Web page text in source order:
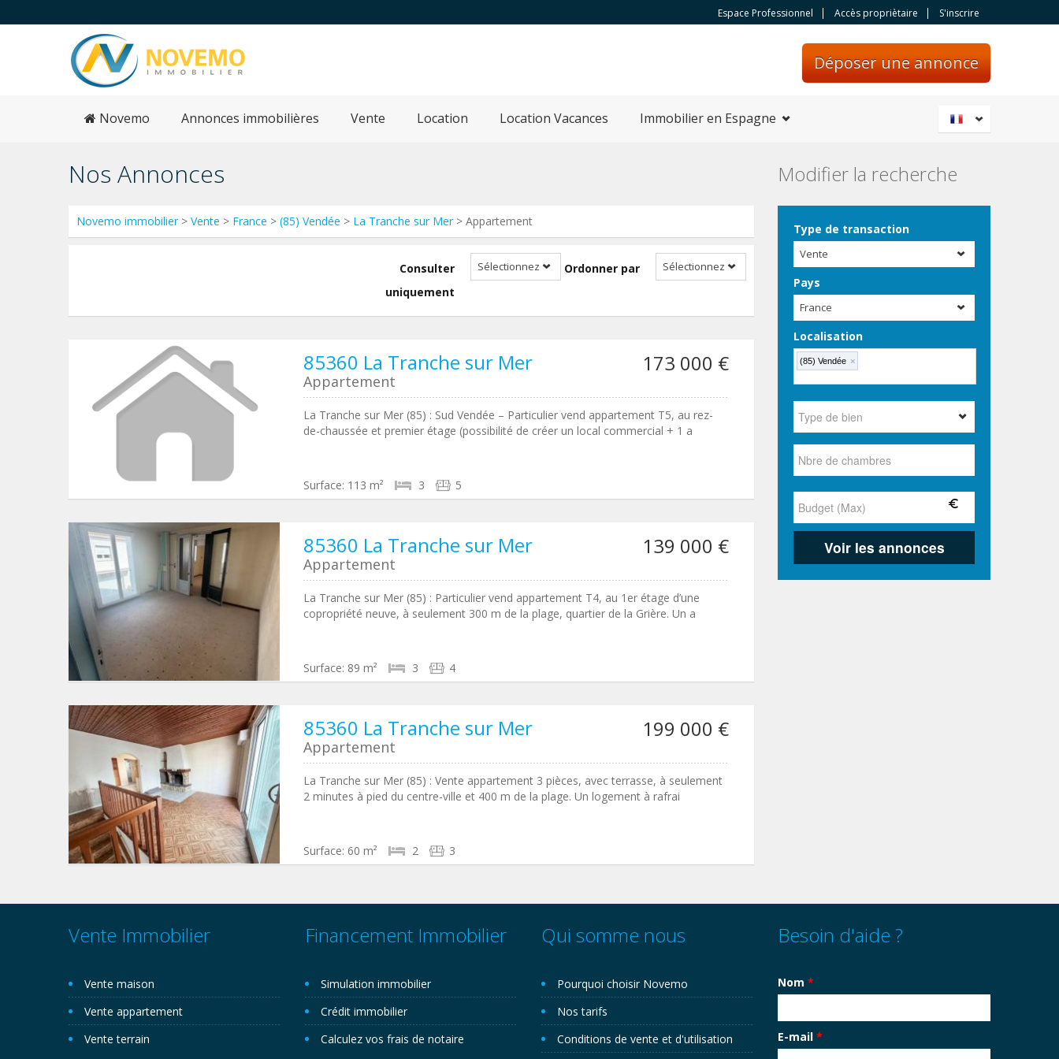
Espace Professionnel Accès propriètaire S'inscrire
Déposer une annonce
Novemo Annonces immobilières Vente Location Location Vacances Immobilier en Espagne
Nos Annonces
Novemo immobilier> Vente > France > (85) Vendée > La Tranche sur Mer> Appartement
Ordonner par Sélectionnez
Consulter
uniquement
Sélectionnez
85360 La Tranche sur Mer 173 000 €
Appartement
La Tranche sur Mer (85) : Sud Vendée – Particulier vend appartement T5, au rez-
de-chaussée et premier étage (possibilité de créer un local commercial + 1 a
Surface: 113 m² 3 5
85360 La Tranche sur Mer 139 000 €
Appartement
La Tranche sur Mer (85) : Particulier vend appartement T4, au 1er étage d’une
copropriété neuve, à seulement 300 m de la plage, quartier de la Grière. Un a
Surface: 89 m² 3 4
85360 La Tranche sur Mer 199 000 €
Appartement
La Tranche sur Mer (85) : Vente appartement 3 pièces, avec terrasse, à seulement
2 minutes à pied du centre-ville et 400 m de la plage. Un logement à rafrai
Surface: 60 m² 2 3
Modifier la recherche
Type de transaction
Vente
Pays
France
Localisation
(85) Vendée ×
Vente Immobilier
Vente maison
Vente appartement
Vente terrain
Financement Immobilier
Simulation immobilier
Crédit immobilier
Calculez vos frais de notaire
Qui somme nous
Pourquoi choisir Novemo
Nos tarifs
Conditions de vente et d'utilisation
Besoin d'aide ?
Nom *
E-mail *